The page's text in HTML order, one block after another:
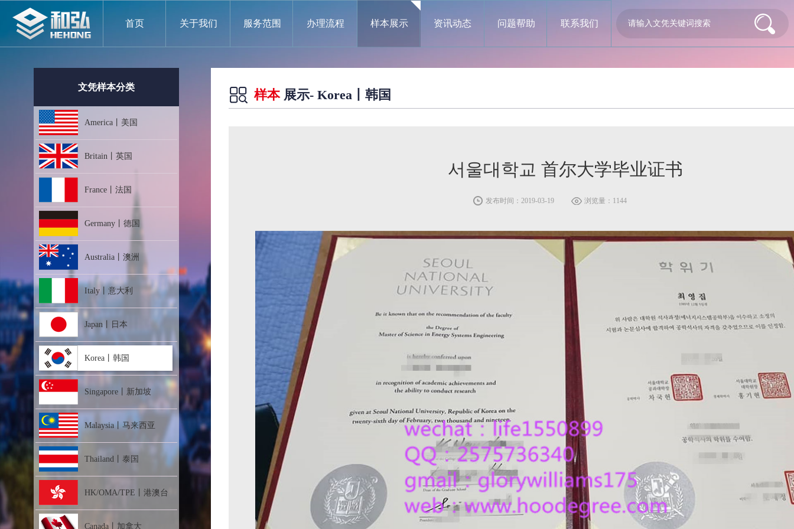
首页 关于我们 服务范围 办理流程 样本展示 资讯动态 问题帮助 联系我们
文凭样本分类
America丨美国
Britain丨英国
France丨法国
Germany丨德国
Australia丨澳洲
Italy丨意大利
Japan丨日本
Korea丨韩国
Singapore丨新加坡
Malaysia丨马来西亚
Thailand丨泰国
HK/OMA/TPE丨港澳台
Canada丨加拿大
样本 展示- Korea丨韩国
서울대학교 首尔大学毕业证书
发布时间：2019-03-19 浏览量：1144